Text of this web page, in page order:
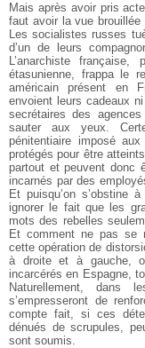
Mais après avoir pris
faut avoir la vue
Les socialistes russes
d’un de leurs
L’anarchiste
étasunienne, frappa le
américain présent en
envoient leurs cadeaux
secrétaires des
sauter aux yeux.
pénitentiaire imposé
protégés pour être
partout et peuvent donc
incarnés par des
Et puisqu’on s’obstine
ignorer le fait que les
mots des rebelles
Et comment ne pas se
cette opération de
à droite et à gauche,
incarcérés en Espagne,
Naturellement, dans
s’empresseront de
compte fait, si ces
dénués de scrupules,
sont soumis.